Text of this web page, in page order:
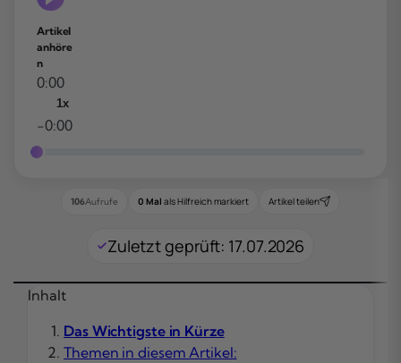
Artikel
anhöre
n
0:00
1x
-0:00
106Aufrufe 0 Mal als Hilfreich markiert Artikel teilen
Zuletzt geprüft: 17.07.2026
Inhalt
Das Wichtigste in Kürze
Themen in diesem Artikel: